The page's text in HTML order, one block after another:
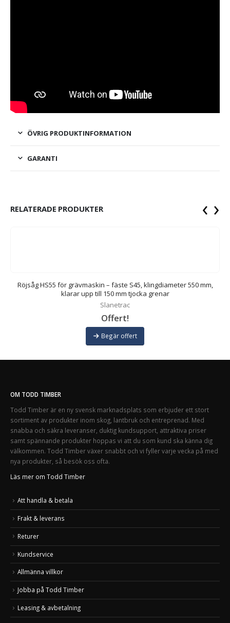
ÖVRIG PRODUKTINFORMATION
GARANTI
RELATERADE PRODUKTER
Röjsåg HS55 för grävmaskin – fäste S45, klingdiameter 550 mm,
klarar upp till 150 mm tjocka grenar
Slanetrac
Offert!
Begär offert
‹ ›
OM TODD TIMBER
Todd Timber är en ny svensk marknadsplats som erbjuder ett stort
sortiment av produkter inom skog, lantbruk och entreprenad. Med
snabba och säkra leveranser, duktig kundsupport, attraktiva priser
samt spännande produkter hoppas vi att du som kund ska känna dig
välkommen. Todd Timber växer snabbt och vi fyller varje vecka på med
nya produkter, så besök oss ofta.
Läs mer om Todd Timber
Att handla & betala
Frakt & leverans
Returer
Kundservice
Allmänna villkor
Jobba på Todd Timber
Leasing & avbetalning